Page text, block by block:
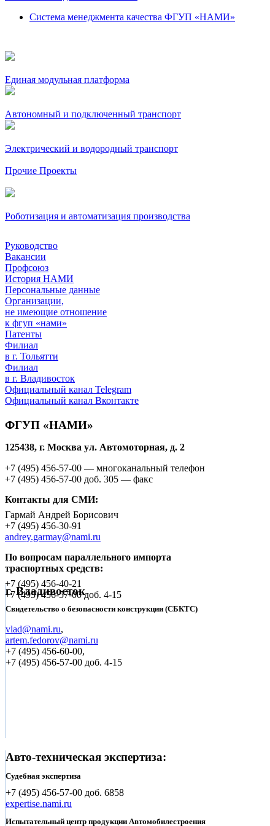
Система менеджмента качества ФГУП «НАМИ»
Единая модульная платформа
Автономный и подключенный транспорт
Электрический и водородный транспорт
Прочие Проекты
Роботизация и автоматизация производства
Руководство
Вакансии
Профсоюз
История НАМИ
Персональные данные
Организации,
не имеющие отношение
к фгуп «нами»
Патенты
Филиал
в г. Тольятти
Филиал
в г. Владивосток
Официальный канал Telegram
Официальный канал Вконтакте
ФГУП «НАМИ»
125438, г. Москва ул. Автомоторная, д. 2
+7 (495) 456-57-00 — многоканальный телефон
+7 (495) 456-57-00 доб. 305 — факс
Контакты для СМИ:
Гармай Андрей Борисович
+7 (495) 456-30-91
andrey.garmay@nami.ru
По вопросам параллельного импорта
траспортных средств:
+7 (495) 456-40-21
+7 (495)456-57-00 доб. 4-15
г. Владивосток
Свидетельство о безопасности конструкции (СБКТС)
vlad@nami.ru,
artem.fedorov@nami.ru
+7 (495) 456-60-00,
+7 (495) 456-57-00 доб. 4-15
Авто-техническая экспертиза:
Судебная экспертиза
+7 (495) 456-57-00 доб. 6858
expertise.nami.ru
Испытательный центр продукции Автомобилестроения